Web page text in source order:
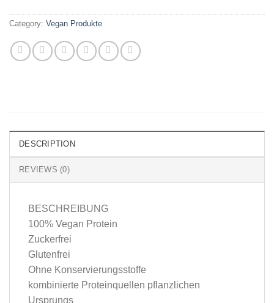
Category: Vegan Produkte
DESCRIPTION
REVIEWS (0)
BESCHREIBUNG
100% Vegan Protein
Zuckerfrei
Glutenfrei
Ohne Konservierungsstoffe
kombinierte Proteinquellen pflanzlichen
Ursprungs